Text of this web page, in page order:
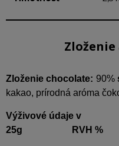
Zloženie chocolate: 90%
kakao, prírodná aróma
Výživové
25g RVH %